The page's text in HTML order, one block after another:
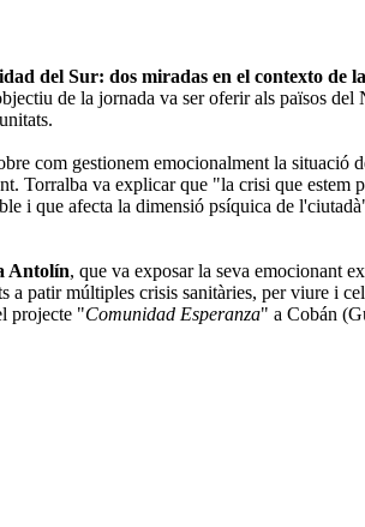
del Sur: dos miradas en el contexto de
de la jornada va ser oferir als països del
com gestionem emocionalment la situació
Torralba va explicar que "la crisi que estem
i que afecta la dimensió psíquica de
Antolín, que va exposar la seva emocionant
patir múltiples crisis sanitàries, per viure i
projecte "Comunidad Esperanza" a Cobán